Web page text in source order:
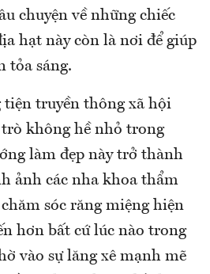
chuyện về những chiếc
hạt này còn là nơi để giúp
tỏa sáng.
truyền thông xã hội
không hề nhỏ trong
làm đẹp này trở thành
ảnh các nha khoa thẩm
sóc răng miệng hiện
hơn bất cứ lúc nào trong
vào sự lăng xê mạnh mẽ